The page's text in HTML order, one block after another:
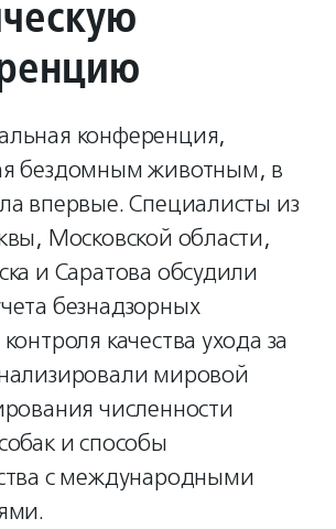
конференция,
бездомным животным, в
впервые. Специалисты из
Московской области,
и Саратова обсудили
безнадзорных
качества ухода за
мировой
численности
и способы
с международными